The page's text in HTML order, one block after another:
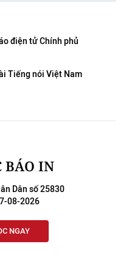
điện tử Chính phủ
Tiếng nói Việt Nam
BÁO IN
Dân số 25830
08-2026
NGAY